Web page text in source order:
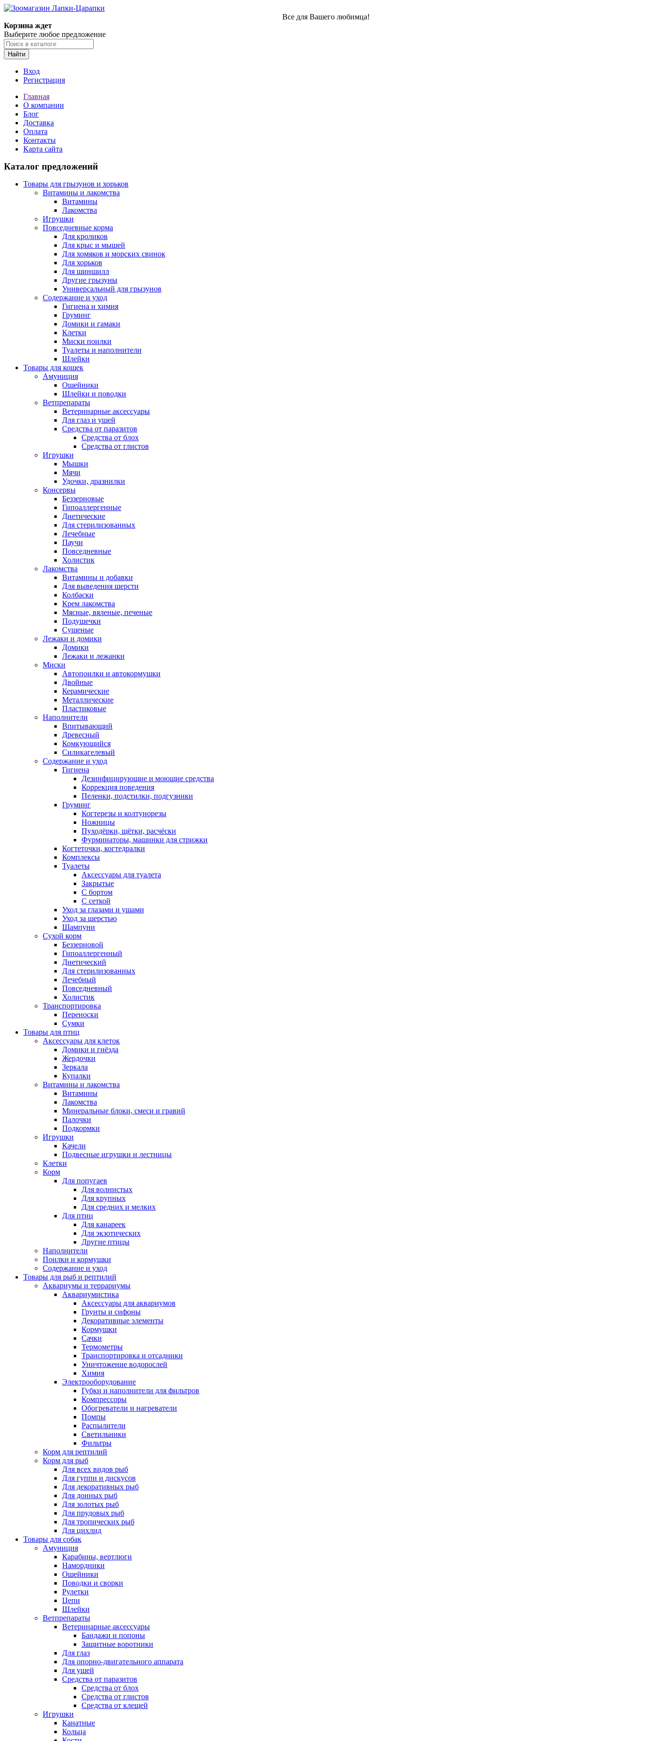
Все для Вашего любимца!
Корзина ждет
Выберите любое предложение
Найти
Вход
Регистрация
Главная
О компании
Блог
Доставка
Оплата
Контакты
Карта сайта
Каталог предложений
Товары для грызунов и хорьков
Витамины и лакомства
Витамины
Лакомства
Игрушки
Повседневные корма
Для кроликов
Для крыс и мышей
Для хомяков и морских свинок
Для хорьков
Для шиншилл
Другие грызуны
Универсальный для грызунов
Содержание и уход
Гигиена и химия
Груминг
Домики и гамаки
Клетки
Миски поилки
Туалеты и наполнители
Шлейки
Товары для кошек
Амуниция
Ошейники
Шлейки и поводки
Ветпрепараты
Ветеринарные аксессуары
Для глаз и ушей
Средства от паразитов
Средства от блох
Средства от глистов
Игрушки
Мышки
Мячи
Удочки, дразнилки
Консервы
Беззерновые
Гипоаллергенные
Диетические
Для стерилизованных
Лечебные
Паучи
Повседневные
Холистик
Лакомства
Витамины и добавки
Для выведения шерсти
Колбаски
Крем лакомства
Мясные, вяленые, печеные
Подушечки
Сушеные
Лежаки и домики
Домики
Лежаки и лежанки
Миски
Автопоилки и автокормушки
Двойные
Керамические
Металлические
Пластиковые
Наполнители
Впитывающий
Древесный
Комкующийся
Силикагелевый
Содержание и уход
Гигиена
Дезинфицирующие и моющие средства
Коррекция поведения
Пеленки, подстилки, подгузники
Груминг
Когтерезы и колтунорезы
Ножницы
Пуходёрки, щётки, расчёски
Фурминаторы, машинки для стрижки
Когтеточки, когтедралки
Комплексы
Туалеты
Аксессуары для туалета
Закрытые
С бортом
С сеткой
Уход за глазами и ушами
Уход за шерстью
Шампуни
Сухой корм
Беззерновой
Гипоаллергенный
Диетический
Для стерилизованных
Лечебный
Повседневный
Холистик
Транспортировка
Переноски
Сумки
Товары для птиц
Аксессуары для клеток
Домики и гнёзда
Жердочки
Зеркала
Купалки
Витамины и лакомства
Витамины
Лакомства
Минеральные блоки, смеси и гравий
Палочки
Подкормки
Игрушки
Качели
Подвесные игрушки и лестницы
Клетки
Корм
Для попугаев
Для волнистых
Для крупных
Для средних и мелких
Для птиц
Для канареек
Для экзотических
Другие птицы
Наполнители
Поилки и кормушки
Содержание и уход
Товары для рыб и рептилий
Аквариумы и террариумы
Аквариумистика
Аксессуары для аквариумов
Грунты и сифоны
Декоративные элементы
Кормушки
Сачки
Термометры
Транспортировка и отсадники
Уничтожение водорослей
Химия
Электрооборудование
Губки и наполнители для фильтров
Компрессоры
Обогреватели и нагреватели
Помпы
Распылители
Светильники
Фильтры
Корм для рептилий
Корм для рыб
Для всех видов рыб
Для гуппи и дискусов
Для декоративных рыб
Для донных рыб
Для золотых рыб
Для прудовых рыб
Для тропических рыб
Для цихлид
Товары для собак
Амуниция
Карабины, вертлюги
Намордники
Ошейники
Поводки и сворки
Рулетки
Цепи
Шлейки
Ветпрепараты
Ветеринарные аксессуары
Бандажи и попоны
Защитные воротники
Для глаз
Для опорно-двигательного аппарата
Для ушей
Средства от паразитов
Средства от блох
Средства от глистов
Средства от клещей
Игрушки
Канатные
Кольца